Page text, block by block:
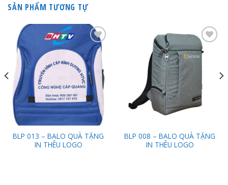
SẢN PHẨM TƯƠNG TỰ
Add to
Wishlist
BLP 013 – BALO QUÀ TẶNG
IN THÊU LOGO
Add to
Wishlist
BLP 008 – BALO QUÀ TẶNG
IN THÊU LOGO